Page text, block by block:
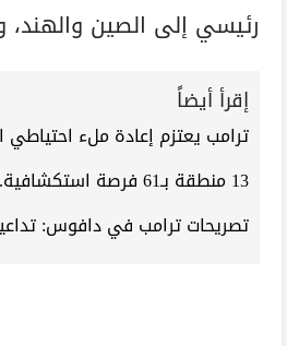
رئيسي إلى الصين
إقرأ أيضاً
ترامب يعتزم إعادة ملء
13 منطقة بـ61 فرصة استكشافية.. أسباب طرح "البترول" استثمارات بـ 700 مليون دولار
تصريحات ترامب في دافوس: